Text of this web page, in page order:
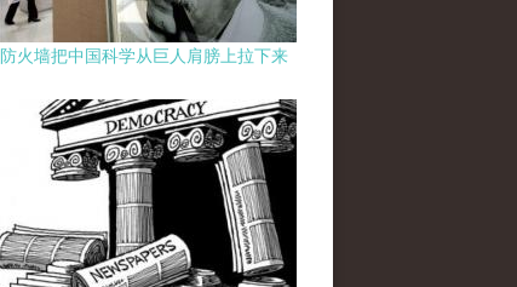
防火墙把中国科学从巨人肩膀上拉下来